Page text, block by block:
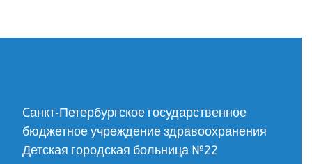
Cанкт-Петербургское государственное
бюджетное учреждение здравоохранения
Детская городская больница №22